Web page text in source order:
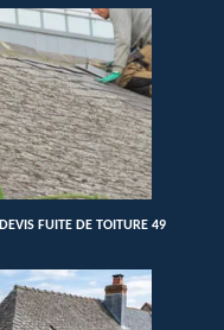
DEVIS FUITE DE TOITURE 49